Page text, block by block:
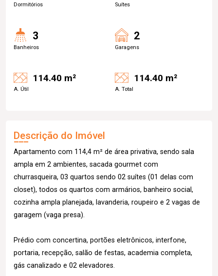
Dormitórios Suítes
3
Banheiros
2
Garagens
114.40 m²
A. Útil
114.40 m²
A. Total
Descrição do Imóvel
Apartamento com 114,4 m² de área privativa, sendo sala
ampla em 2 ambientes, sacada gourmet com
churrasqueira, 03 quartos sendo 02 suítes (01 delas com
closet), todos os quartos com armários, banheiro social,
cozinha ampla planejada, lavanderia, roupeiro e 2 vagas de
garagem (vaga presa).
Prédio com concertina, portões eletrônicos, interfone,
portaria, recepção, salão de festas, academia completa,
gás canalizado e 02 elevadores.